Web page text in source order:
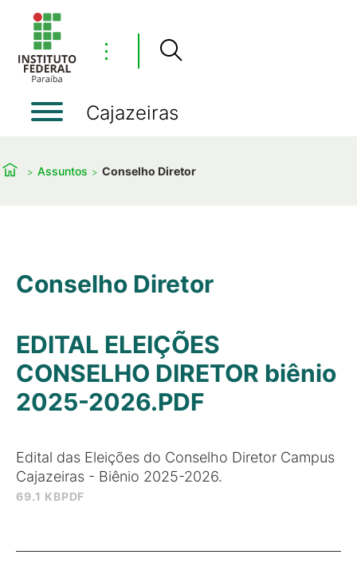
⋮
Cajazeiras
Assuntos Conselho Diretor
Conselho Diretor
69.1 KBPDF
EDITAL ELEIÇÕES
CONSELHO DIRETOR biênio
2025-2026.PDF
Edital das Eleições do Conselho Diretor Campus
Cajazeiras - Biênio 2025-2026.